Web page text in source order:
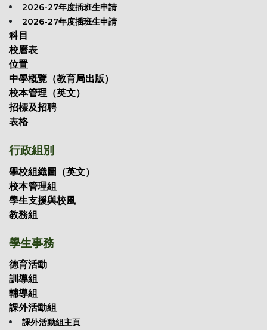
2026-27年度插班生申請
2026-27年度插班生申請
科目
校曆表
位置
中學概覽（教育局出版）
校本管理（英文）
招標及招聘
表格
行政組別
學校組織圖（英文）
校本管理組
學生支援與校風
教務組
學生事務
德育活動
訓導組
輔導組
課外活動組
課外活動組主頁